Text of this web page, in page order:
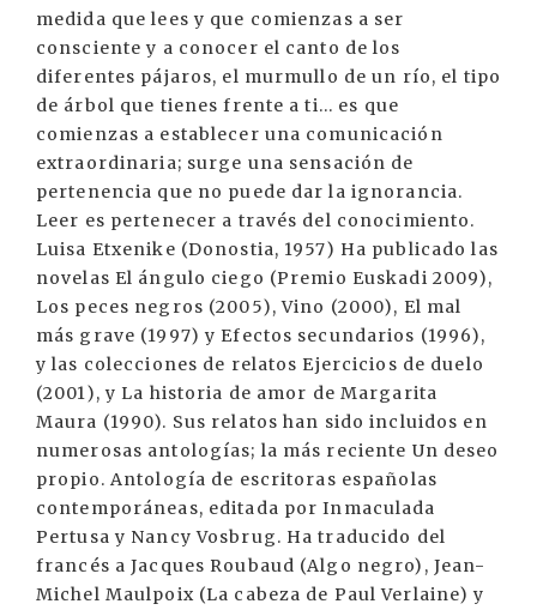
medida que lees y que comienzas a ser
consciente y a conocer el canto de los
diferentes pájaros, el murmullo de un río, el tipo
de árbol que tienes frente a ti... es que
comienzas a establecer una comunicación
extraordinaria; surge una sensación de
pertenencia que no puede dar la ignorancia.
Leer es pertenecer a través del conocimiento.
Luisa Etxenike (Donostia, 1957) Ha publicado las
novelas El ángulo ciego (Premio Euskadi 2009),
Los peces negros (2005), Vino (2000), El mal
más grave (1997) y Efectos secundarios (1996),
y las colecciones de relatos Ejercicios de duelo
(2001), y La historia de amor de Margarita
Maura (1990). Sus relatos han sido incluidos en
numerosas antologías; la más reciente Un deseo
propio. Antología de escritoras españolas
contemporáneas, editada por Inmaculada
Pertusa y Nancy Vosbrug. Ha traducido del
francés a Jacques Roubaud (Algo negro), Jean-
Michel Maulpoix (La cabeza de Paul Verlaine) y